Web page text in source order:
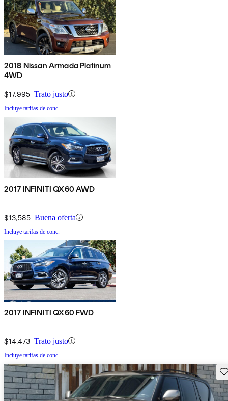
2018 Nissan Armada Platinum
4WD
$17,995 Trato justo
Incluye tarifas de conc.
2017 INFINITI QX60 AWD
$13,585 Buena oferta
Incluye tarifas de conc.
2017 INFINITI QX60 FWD
$14,473 Trato justo
Incluye tarifas de conc.